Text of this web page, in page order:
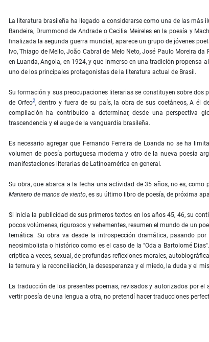
La literatura brasileña ha llegado a considerarse como una de las
Bandeira, Drummond de Andrade o Cecilia Meireles en la poesía y
finalizada la segunda guerra mundial, aparece un grupo de jóvenes
Ivo, Thiago de Mello, João Cabral de Melo Neto, José Paulo Moreira
en Luanda, Angola, en 1924, y que inmerso en una tradición
uno de los principales protagonistas de la literatura actual de Brasil.
Su formación y sus preocupaciones literarias se constituyen sobre
de Orfeo2, dentro y fuera de su país, la obra de sus coetáneos, A él
compilación ha contribuido a determinar, desde una perspectiva
trascendencia y el auge de la vanguardia brasileña.
Es necesario agregar que Fernando Ferreira de Loanda no se ha
volumen de poesía portuguesa moderna y otro de la nueva poesía
manifestaciones literarias de Latinoamérica en general.
Su obra, que abarca a la fecha una actividad de 35 años, no es, como
Marinero de manos de viento, es su último libro de poesía, de próxima
Si inicia la publicidad de sus primeros textos en los años 45, 46, su
pocos volúmenes, rigurosos y vehementes, resumen el mundo de un
temática. Su obra va desde la introspección dramática, pasando
neosimbolista o histórico como es el caso de la "Oda a Bartolomé
críptica a veces, sexual, de profundas reflexiones morales,
la ternura y la reconciliación, la desesperanza y el miedo, la duda y el
La traducción de los presentes poemas, revisados y autorizados por
vertir poesía de una lengua a otra, no pretendí hacer traducciones